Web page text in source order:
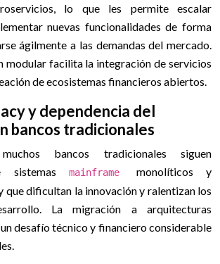
lo que les permite escalar
nuevas funcionalidades de forma
ágilmente a las demandas del mercado.
modular facilita la integración de servicios
de ecosistemas financieros abiertos.
y dependencia del
bancos tradicionales
bancos tradicionales siguen
sistemasmainframe monolíticos y
que dificultan la innovación y ralentizan los
La migración a arquitecturas
desafío técnico y financiero considerable